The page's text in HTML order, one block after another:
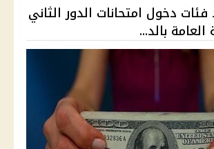
فئات دخول امتحانات الدور الثاني